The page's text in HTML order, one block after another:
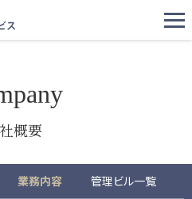
概要
業務内容 管理ビル一覧